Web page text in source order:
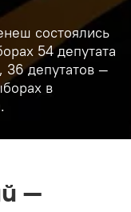
состоялись
54 депутата
36 депутатов —
в
—